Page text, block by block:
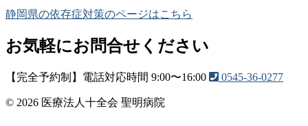
静岡県の依存症対策のページはこちら
お気軽にお問合せください
【完全予約制】電話対応時間 9:00〜16:00 0545-36-0277
© 2026 医療法人十全会 聖明病院